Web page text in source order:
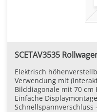
SCETAV3535
Elektrisch
Verwendung mit
Bilddiagonale mit 70 cm
Einfache
Schnellspannverschluss